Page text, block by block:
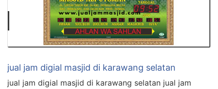
jual jam digial masjid di karawang selatan
jual jam digial masjid di karawang selatan jual jam